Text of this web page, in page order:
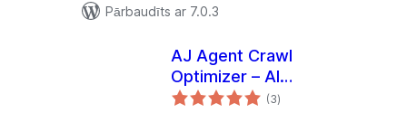
Pārbaudīts ar 7.0.3
AJ Agent Crawl
Optimizer – AI
Readiness Scanner
(3vērtējumu
kopsumma
)